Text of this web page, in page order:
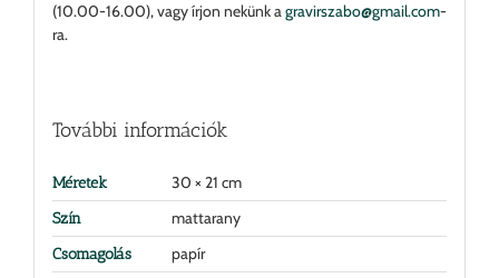
(10.00-16.00), vagy írjon nekünk agravirszabo@gmail.com-
ra.
További információk
Méretek 30 × 21 cm
Szín mattarany
Csomagolás papír